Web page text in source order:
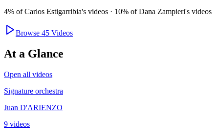
4% ofCarlos Estigarribia's videos · 10% ofDana Zampieri's videos
Browse 45 Videos
At a Glance
Open all videos
Signature orchestra
Juan D'ARIENZO
9 videos